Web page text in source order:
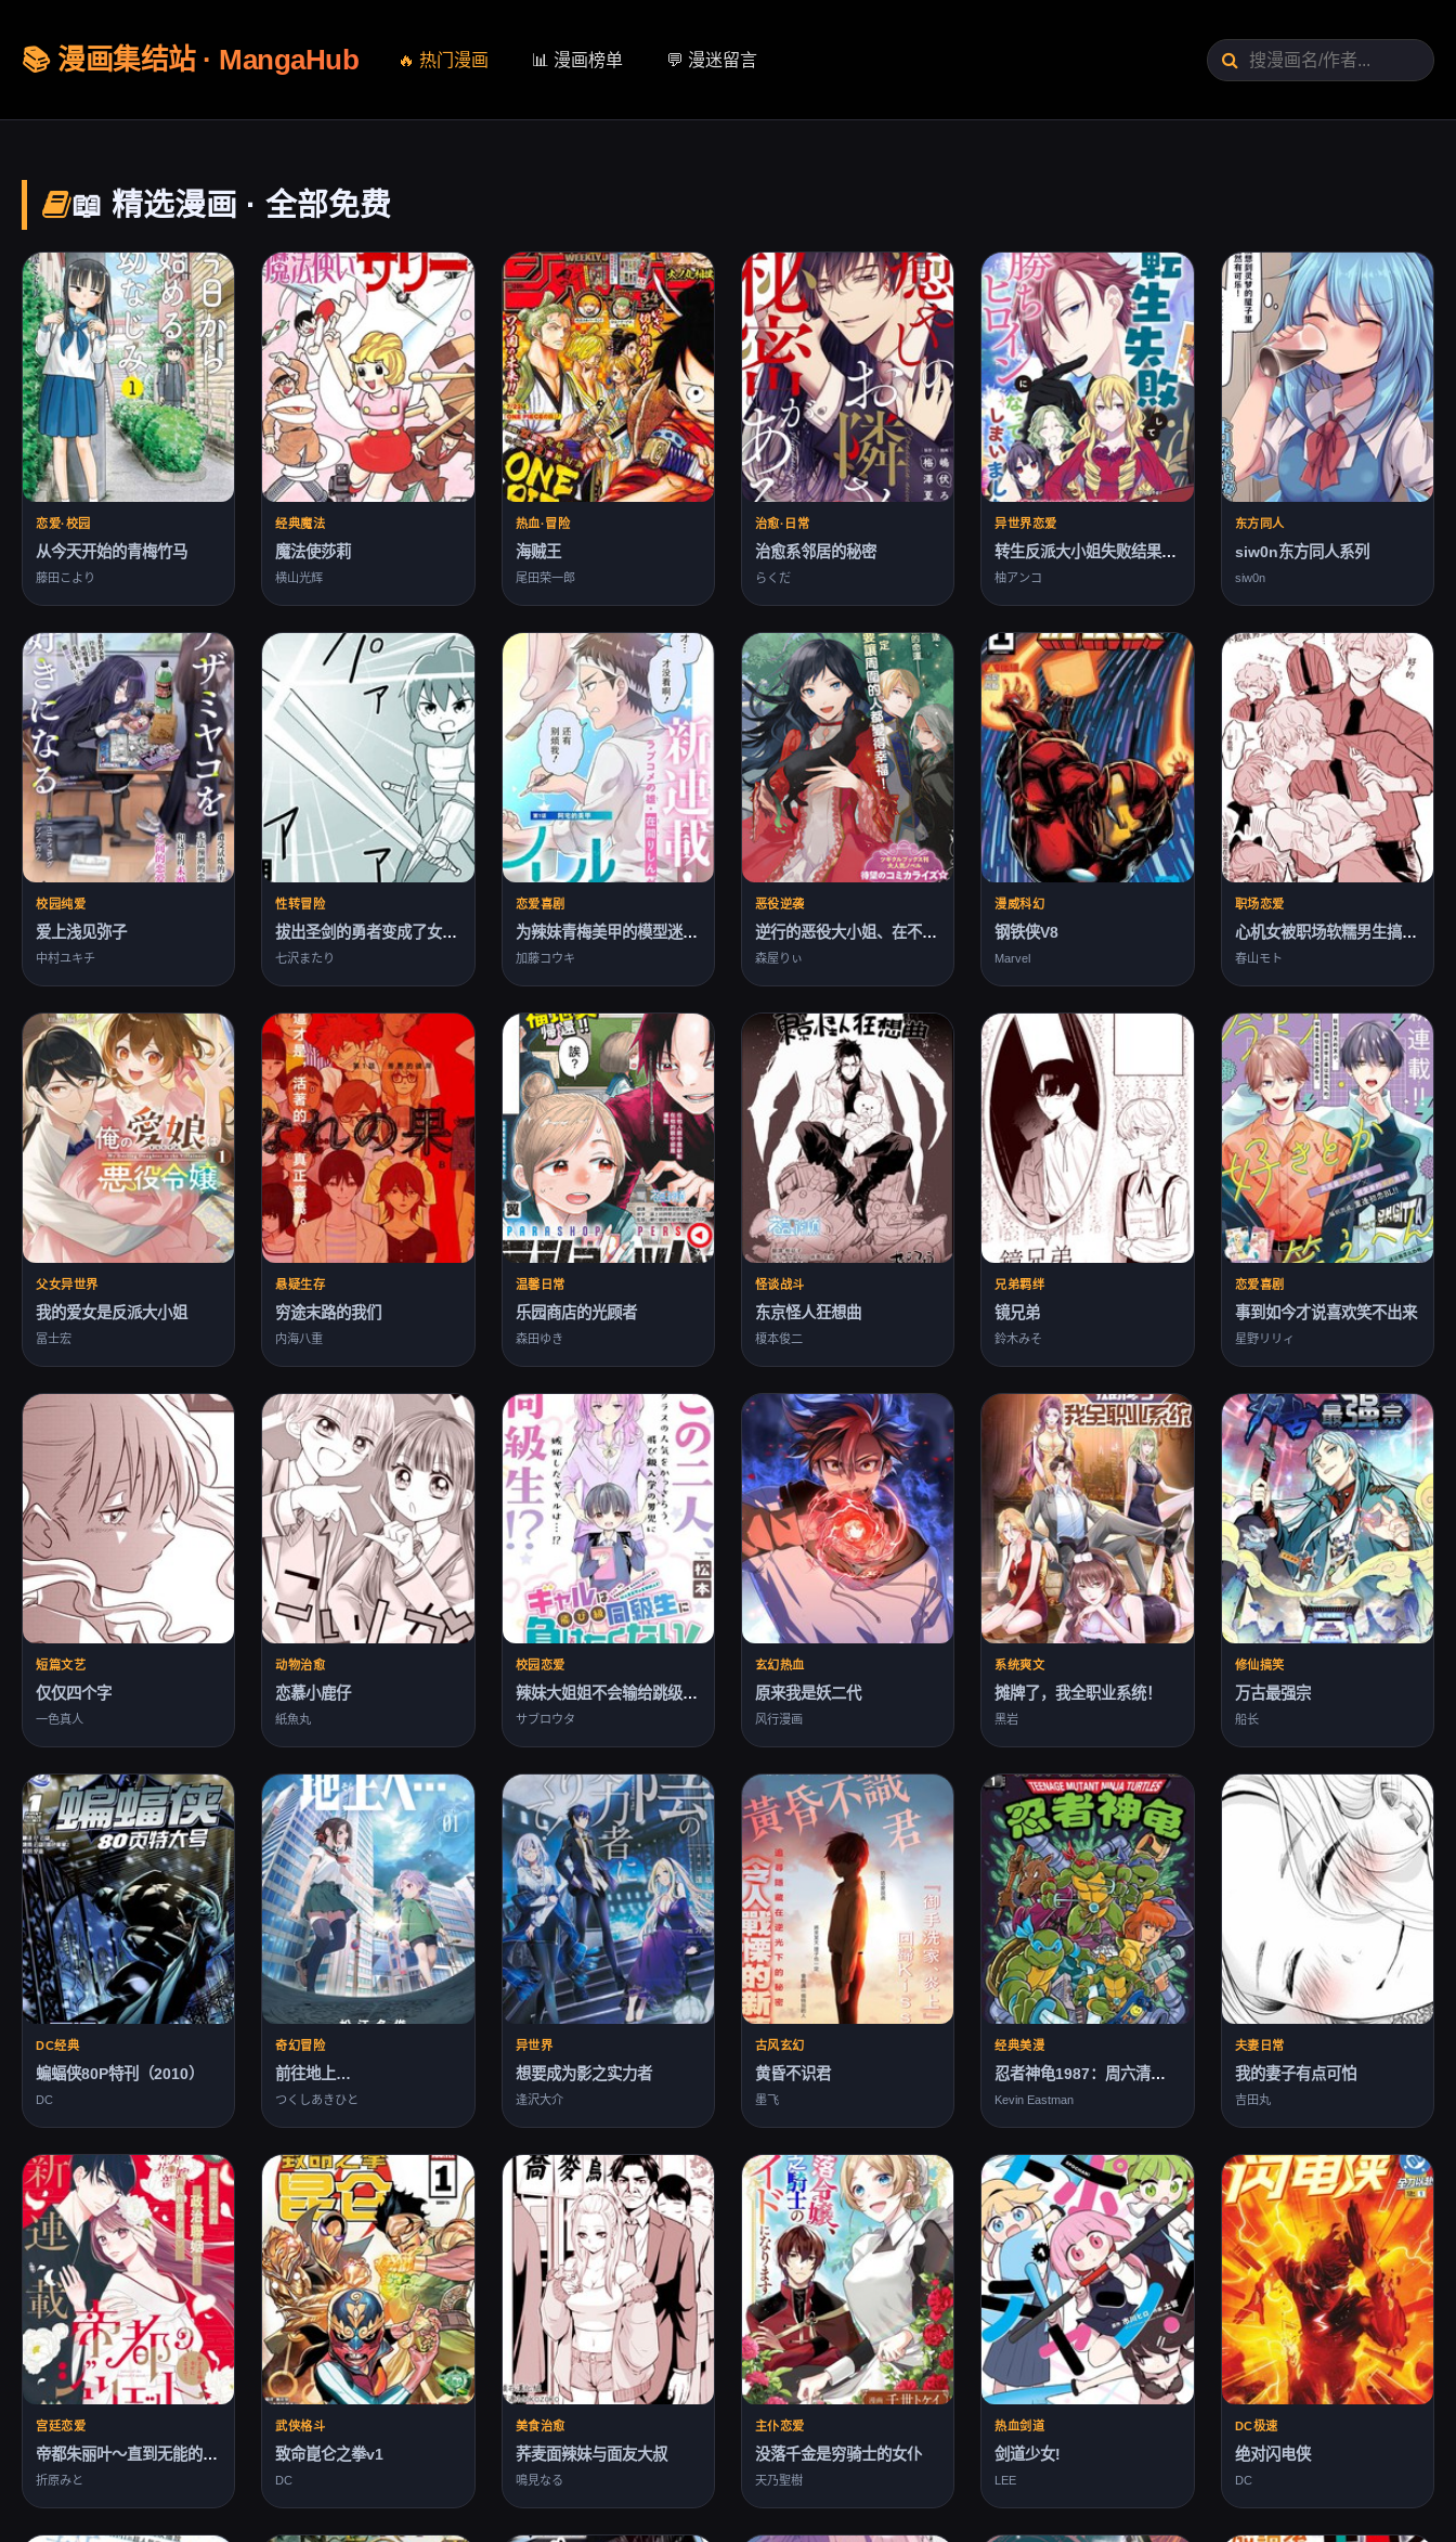
📚 漫画集结站 · MangaHub 🔥 热门漫画 📊 漫画榜单 💬 漫迷留言
📖 精选漫画 · 全部免费
恋爱·校园
从今天开始的青梅竹马
藤田こより
经典魔法
魔法使莎莉
横山光辉
热血·冒险
海贼王
尾田荣一郎
治愈·日常
治愈系邻居的秘密
らくだ
异世界恋爱
转生反派大小姐失败结果成了赢家女主
柚アンコ
东方同人
siw0n东方同人系列
siw0n
校园纯爱
爱上浅见弥子
中村ユキチ
性转冒险
拔出圣剑的勇者变成了女孩子
七沢またり
恋爱喜剧
为辣妹青梅美甲的模型迷竹马
加藤コウキ
恶役逆袭
逆行的恶役大小姐、在不知為何失去了魔力之后变成了深闺大小姐
森屋りぃ
漫威科幻
钢铁侠V8
Marvel
职场恋爱
心机女被职场软糯男生搞得一团糟的故事
春山モト
父女异世界
我的爱女是反派大小姐
冨士宏
悬疑生存
穷途末路的我们
内海八重
温馨日常
乐园商店的光顾者
森田ゆき
怪谈战斗
东京怪人狂想曲
榎本俊二
兄弟羁绊
镜兄弟
鈴木みそ
恋爱喜剧
事到如今才说喜欢笑不出来
星野リリィ
短篇文艺
仅仅四个字
一色真人
动物治愈
恋慕小鹿仔
紙魚丸
校园恋爱
辣妹大姐姐不会输给跳级的同级生！
サブロウタ
玄幻热血
原来我是妖二代
风行漫画
系统爽文
摊牌了，我全职业系统！
黑岩
修仙搞笑
万古最强宗
船长
DC经典
蝙蝠侠80P特刊（2010）
DC
奇幻冒险
前往地上…
つくしあきひと
异世界
想要成为影之实力者
逢沢大介
古风玄幻
黄昏不识君
墨飞
经典美漫
忍者神龟1987：周六清晨的大冒险v2
Kevin Eastman
夫妻日常
我的妻子有点可怕
吉田丸
宫廷恋爱
帝都朱丽叶～直到无能的新娘获得幸福～
折原みと
武侠格斗
致命崑仑之拳v1
DC
美食治愈
荞麦面辣妹与面友大叔
鳴見なる
主仆恋爱
没落千金是穷骑士的女仆
天乃聖樹
热血剑道
剑道少女!
LEE
DC极速
绝对闪电侠
DC